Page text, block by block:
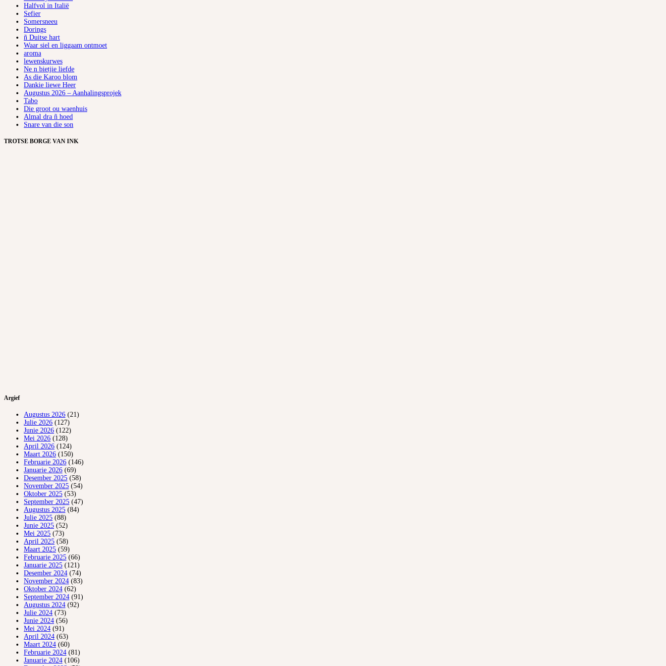
Halfvol in Italië
Sefier
Somersneeu
Dorings
ñ Duitse hart
Waar siel en liggaam ontmoet
aroma
lewenskurwes
Ne n bietjie liefde
As die Karoo blom
Dankie liewe Heer
Augustus 2026 – Aanhalingsprojek
Tabo
Die groot ou waenhuis
Almal dra ñ hoed
Snare van die son
TROTSE BORGE VAN INK
Argief
Augustus 2026 (21)
Julie 2026 (127)
Junie 2026 (122)
Mei 2026 (128)
April 2026 (124)
Maart 2026 (150)
Februarie 2026 (146)
Januarie 2026 (69)
Desember 2025 (58)
November 2025 (54)
Oktober 2025 (53)
September 2025 (47)
Augustus 2025 (84)
Julie 2025 (88)
Junie 2025 (52)
Mei 2025 (73)
April 2025 (58)
Maart 2025 (59)
Februarie 2025 (66)
Januarie 2025 (121)
Desember 2024 (74)
November 2024 (83)
Oktober 2024 (62)
September 2024 (91)
Augustus 2024 (92)
Julie 2024 (73)
Junie 2024 (56)
Mei 2024 (91)
April 2024 (63)
Maart 2024 (60)
Februarie 2024 (81)
Januarie 2024 (106)